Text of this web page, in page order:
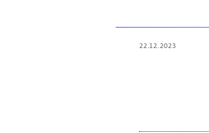
22.12.2023